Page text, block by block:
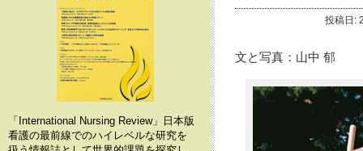
投稿日:
文と写真：山中 郁
「International Nursing Review」日本版
看護の最前線でのハイレベルな研究を